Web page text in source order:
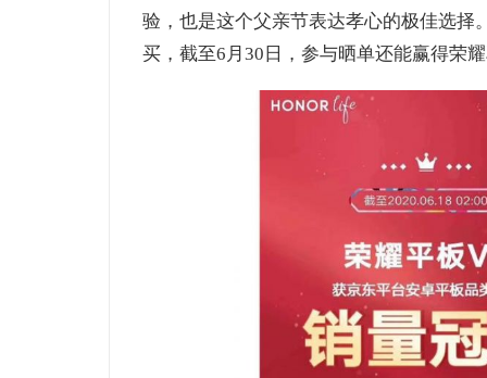
验，也是这个父亲节表达孝心的极佳选择
买，截至6月30日，参与晒单还能赢得荣